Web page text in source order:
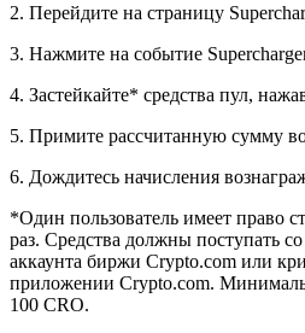
2. Перейдите на страницу
3. Нажмите на событие
4. Застейкайте* средства пул,
5. Примите рассчитанную сумму
6. Дождитесь начисления
*Один пользователь имеет право
раз. Средства должны поступать
аккаунта биржи Crypto.com или
приложении Crypto.com.
100 CRO.